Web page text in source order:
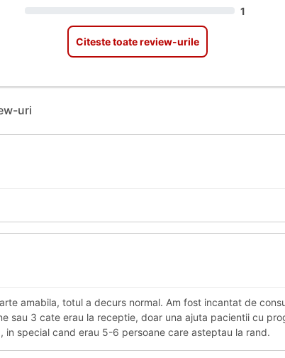
1
Citeste toate review-urile
uri
amabila, totul a decurs normal. Am fost incantat de
sau 3 cate erau la receptie, doar una ajuta pacientii cu
in special cand erau 5-6 persoane care asteptau la rand.